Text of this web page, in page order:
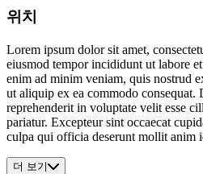
위치
Lorem ipsum dolor sit amet,
eiusmod tempor incididunt ut labore
enim ad minim veniam, quis nostrud
ut aliquip ex ea commodo consequat.
reprehenderit in voluptate velit esse
pariatur. Excepteur sint occaecat
culpa qui officia deserunt mollit anim
더 보기